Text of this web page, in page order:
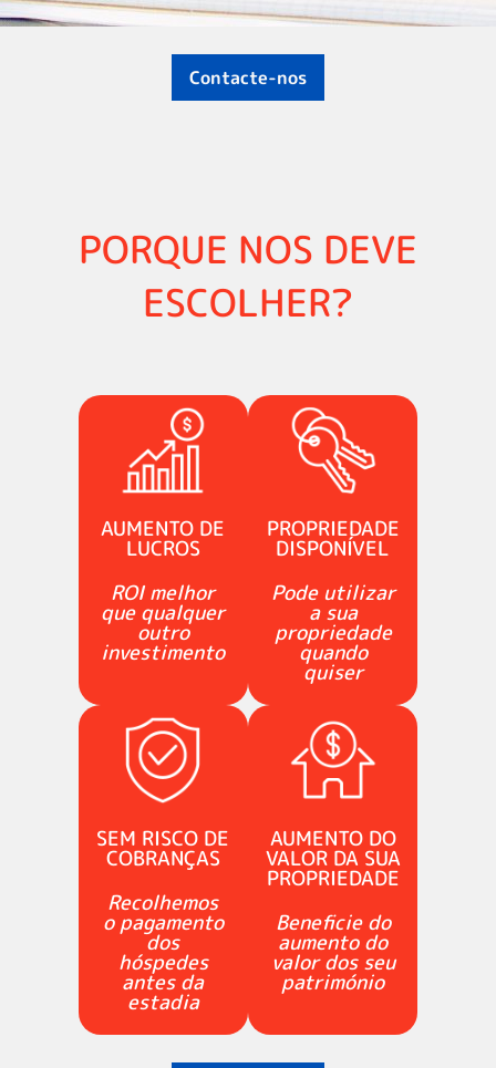
Contacte-nos
PORQUE NOS DEVE
ESCOLHER?
AUMENTO DE
LUCROS
ROI melhor
que qualquer
outro
investimento
PROPRIEDADE
DISPONÍVEL
Pode utilizar
a sua
propriedade
quando
quiser
SEM RISCO DE
COBRANÇAS
Recolhemos
o pagamento
dos
hóspedes
antes da
estadia
AUMENTO DO
VALOR DA SUA
PROPRIEDADE
Beneficie do
aumento do
valor dos seu
património